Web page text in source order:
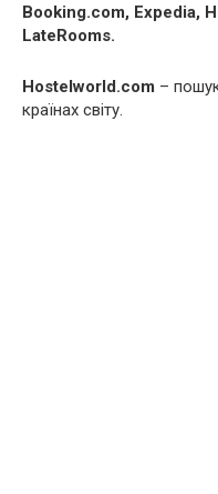
Booking.com, Expedia,
LateRooms.
Hostelworld.com –
країнах світу.